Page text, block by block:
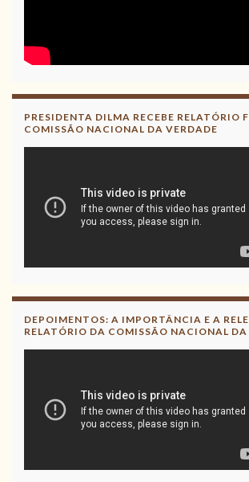
PRESIDENTA DILMA RECEBE RELATÓRIO
COMISSÃO NACIONAL DA VERDADE
DEPOIMENTOS: A IMPORTÂNCIA E A
RELATÓRIO DA COMISSÃO NACIONAL DA